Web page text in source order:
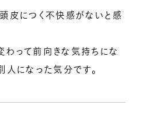
皮につく不快感がないと感
わって前向きな気持ちにな
人になった気分です。